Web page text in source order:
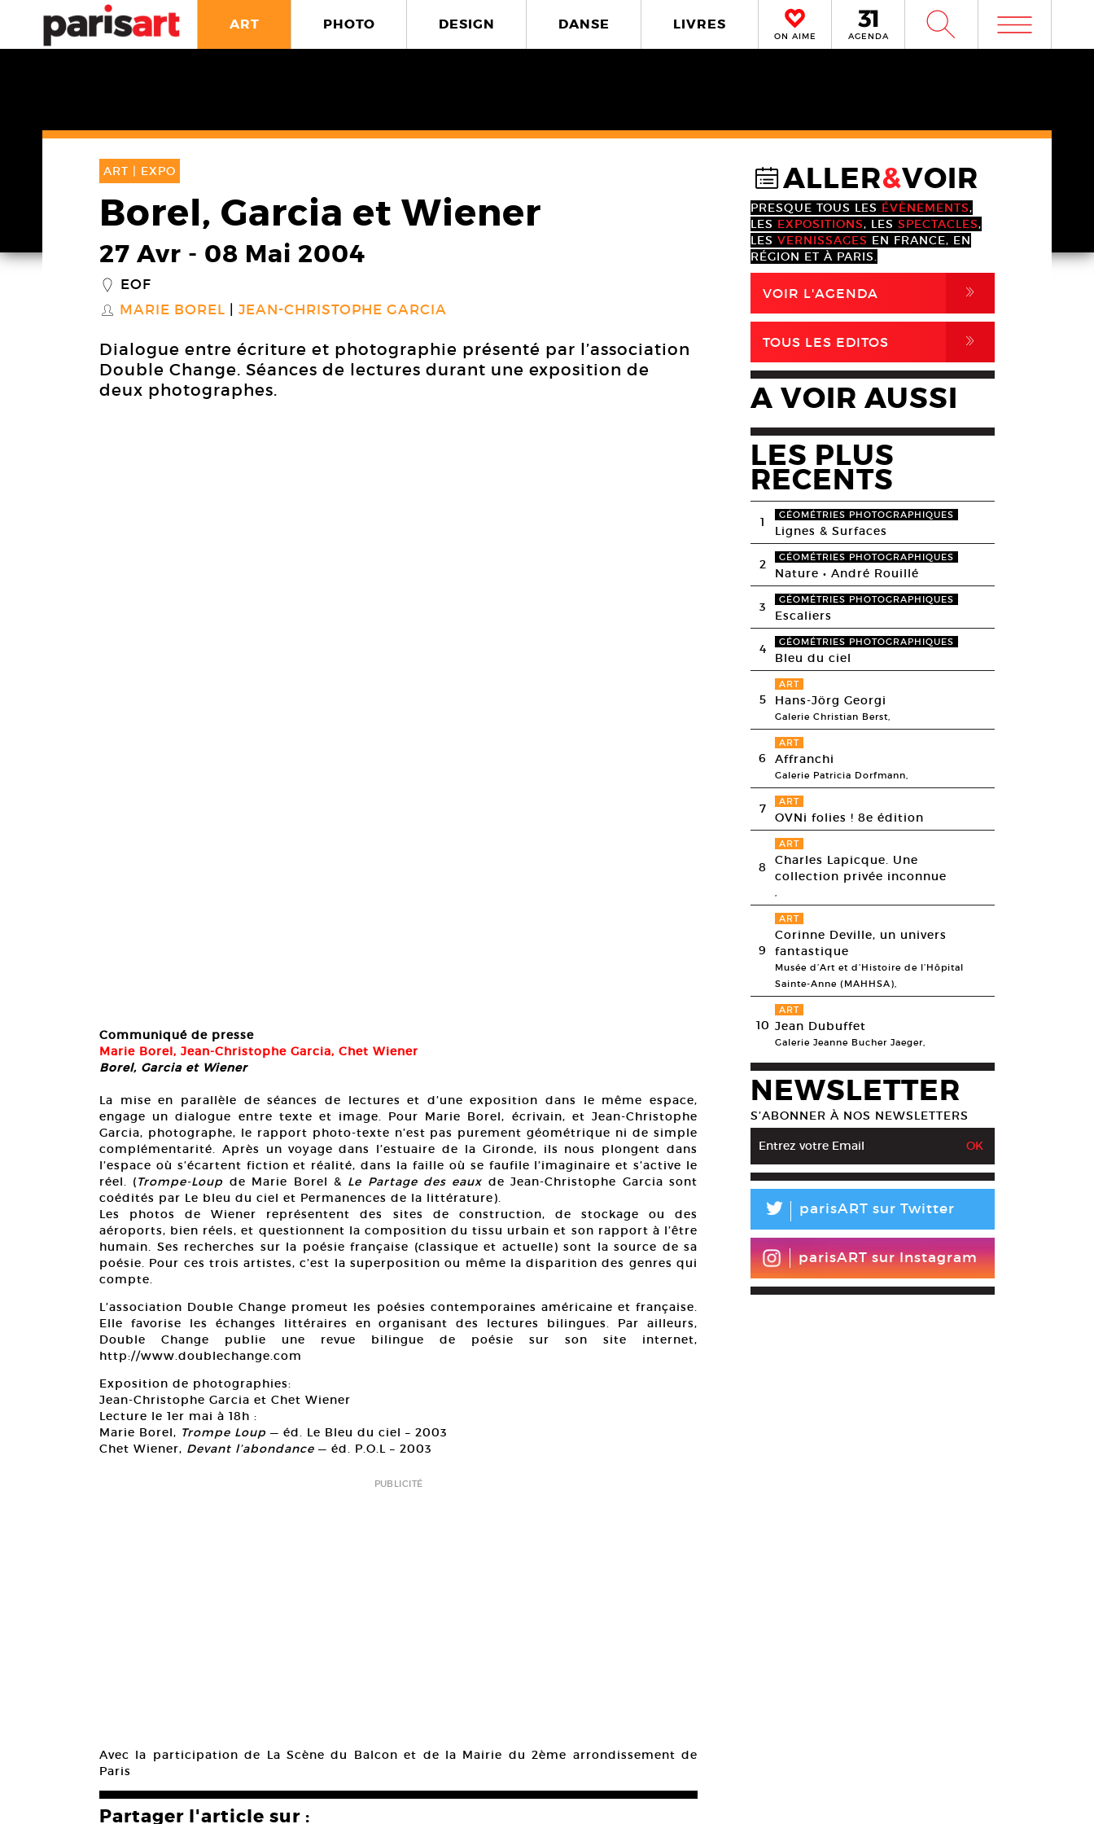
ART PHOTO DESIGN DANSE LIVRES
ON AIME AGENDA W m
ART | EXPO
Borel, Garcia et Wiener
27 Avr - 08 Mai 2004
_ EOF
S MARIE BOREL JEAN-CHRISTOPHE GARCIA
Dialogue entre écriture et photographie présenté par l’association
Double Change. Séances de lectures durant une exposition de
deux photographes.
Communiqué de presse
Marie Borel, Jean-Christophe Garcia, Chet Wiener
Borel, Garcia et Wiener
La mise en parallèle de séances de lectures et d’une exposition dans le même espace,
engage un dialogue entre texte et image. Pour Marie Borel, écrivain, et Jean-Christophe
Garcia, photographe, le rapport photo-texte n’est pas purement géométrique ni de simple
complémentarité. Après un voyage dans l’estuaire de la Gironde, ils nous plongent dans
l’espace où s’écartent fiction et réalité, dans la faille où se faufile l’imaginaire et s’active le
réel. (Trompe-Loup de Marie Borel & Le Partage des eaux de Jean-Christophe Garcia sont
coédités par Le bleu du ciel et Permanences de la littérature).
Les photos de Wiener représentent des sites de construction, de stockage ou des
aéroports, bien réels, et questionnent la composition du tissu urbain et son rapport à l’être
humain. Ses recherches sur la poésie française (classique et actuelle) sont la source de sa
poésie. Pour ces trois artistes, c’est la superposition ou même la disparition des genres qui
compte.
L’association Double Change promeut les poésies contemporaines américaine et française.
Elle favorise les échanges littéraires en organisant des lectures bilingues. Par ailleurs,
Double Change publie une revue bilingue de poésie sur son site internet,
http://www.doublechange.com
Exposition de photographies:
Jean-Christophe Garcia et Chet Wiener
Lecture le 1er mai à 18h :
Marie Borel, Trompe Loup — éd. Le Bleu du ciel – 2003
Chet Wiener, Devant l’abondance — éd. P.O.L – 2003
PUBLICITÉ
Avec la participation de La Scène du Balcon et de la Mairie du 2ème arrondissement de
Paris
Partager l'article sur :
@ALLER&VOIR
PRESQUE TOUS LES ÉVÈNEMENTS,
LES EXPOSITIONS, LES SPECTACLES,
LES VERNISSAGES EN FRANCE, EN
RÉGION ET À PARIS.
VOIR L'AGENDA ,
TOUS LES EDITOS ,
A VOIR AUSSI
LES PLUS
RECENTS
1 GÉOMÉTRIES PHOTOGRAPHIQUES
Lignes & Surfaces
2 GÉOMÉTRIES PHOTOGRAPHIQUES
Nature • André Rouillé
3 GÉOMÉTRIES PHOTOGRAPHIQUES
Escaliers
4 GÉOMÉTRIES PHOTOGRAPHIQUES
Bleu du ciel
5
ART
Hans-Jörg Georgi
Galerie Christian Berst,
6
ART
Affranchi
Galerie Patricia Dorfmann,
7 ART
OVNi folies ! 8e édition
8
ART
Charles Lapicque. Une
collection privée inconnue
,
9
ART
Corinne Deville, un univers
fantastique
Musée d’Art et d’Histoire de l’Hôpital
Sainte-Anne (MAHHSA),
10
ART
Jean Dubuffet
Galerie Jeanne Bucher Jaeger,
NEWSLETTER
S’ABONNER À NOS NEWSLETTERS
L parisART sur Twitter
parisART sur Instagram